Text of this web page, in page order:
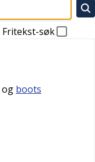
Fritekst-søk
og boots